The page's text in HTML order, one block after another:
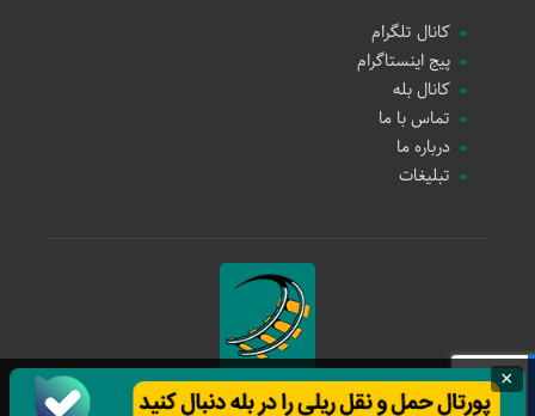
کانال تلگرام
پیج اینستاگرام
کانال بله
تماس با ما
درباره ما
تبلیغات
حمل و نقل ریلی
×